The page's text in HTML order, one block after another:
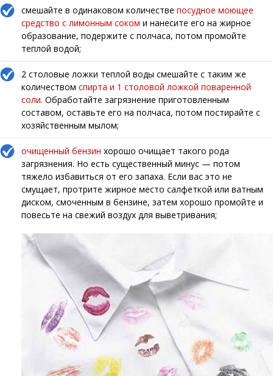
смешайте в одинаковом количестве посудное моющее
средство с лимонным соком и нанесите его на жирное
образование, подержите с полчаса, потом промойте
теплой водой;
2 столовые ложки теплой воды смешайте с таким же
количеством спирта и 1 столовой ложкой поваренной
соли. Обработайте загрязнение приготовленным
составом, оставьте его на полчаса, потом постирайте с
хозяйственным мылом;
очищенный бензин хорошо очищает такого рода
загрязнения. Но есть существенный минус — потом
тяжело избавиться от его запаха. Если вас это не
смущает, протрите жирное место салфеткой или ватным
диском, смоченным в бензине, затем хорошо промойте и
повесьте на свежий воздух для выветривания;